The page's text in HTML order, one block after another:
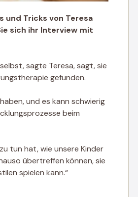
und Tricks von Teresa
sich ihr Interview mit
sagte Teresa, sagt, sie
gefunden.
und es kann schwierig
beim
tun hat, wie unsere Kinder
übertreffen können, sie
spielen kann.“